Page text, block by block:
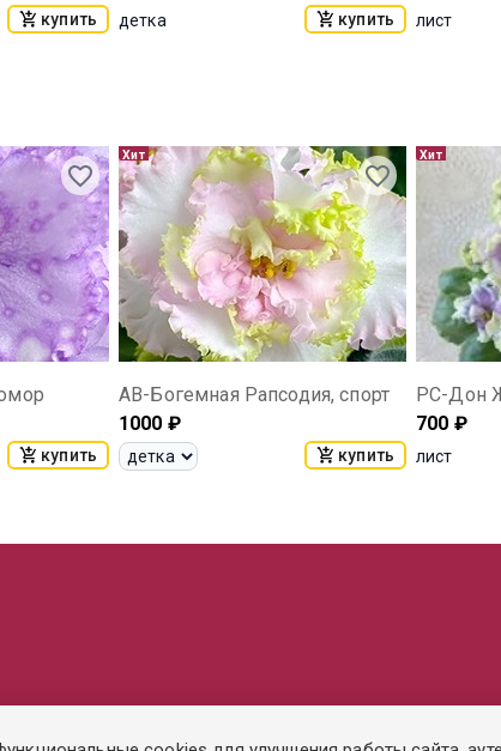
купить детка купить лист
купить
Хит
АВ-Богемная Рапсодия, спорт
1000 ₽
купить
Хит
РС-Дон
700 ₽
лист